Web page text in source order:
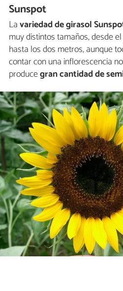
Sunspot
Lavariedad de girasol
muy distintos tamaños, desde
hasta los dos metros, aunque
contar con una inflorescencia
producegran cantidad de